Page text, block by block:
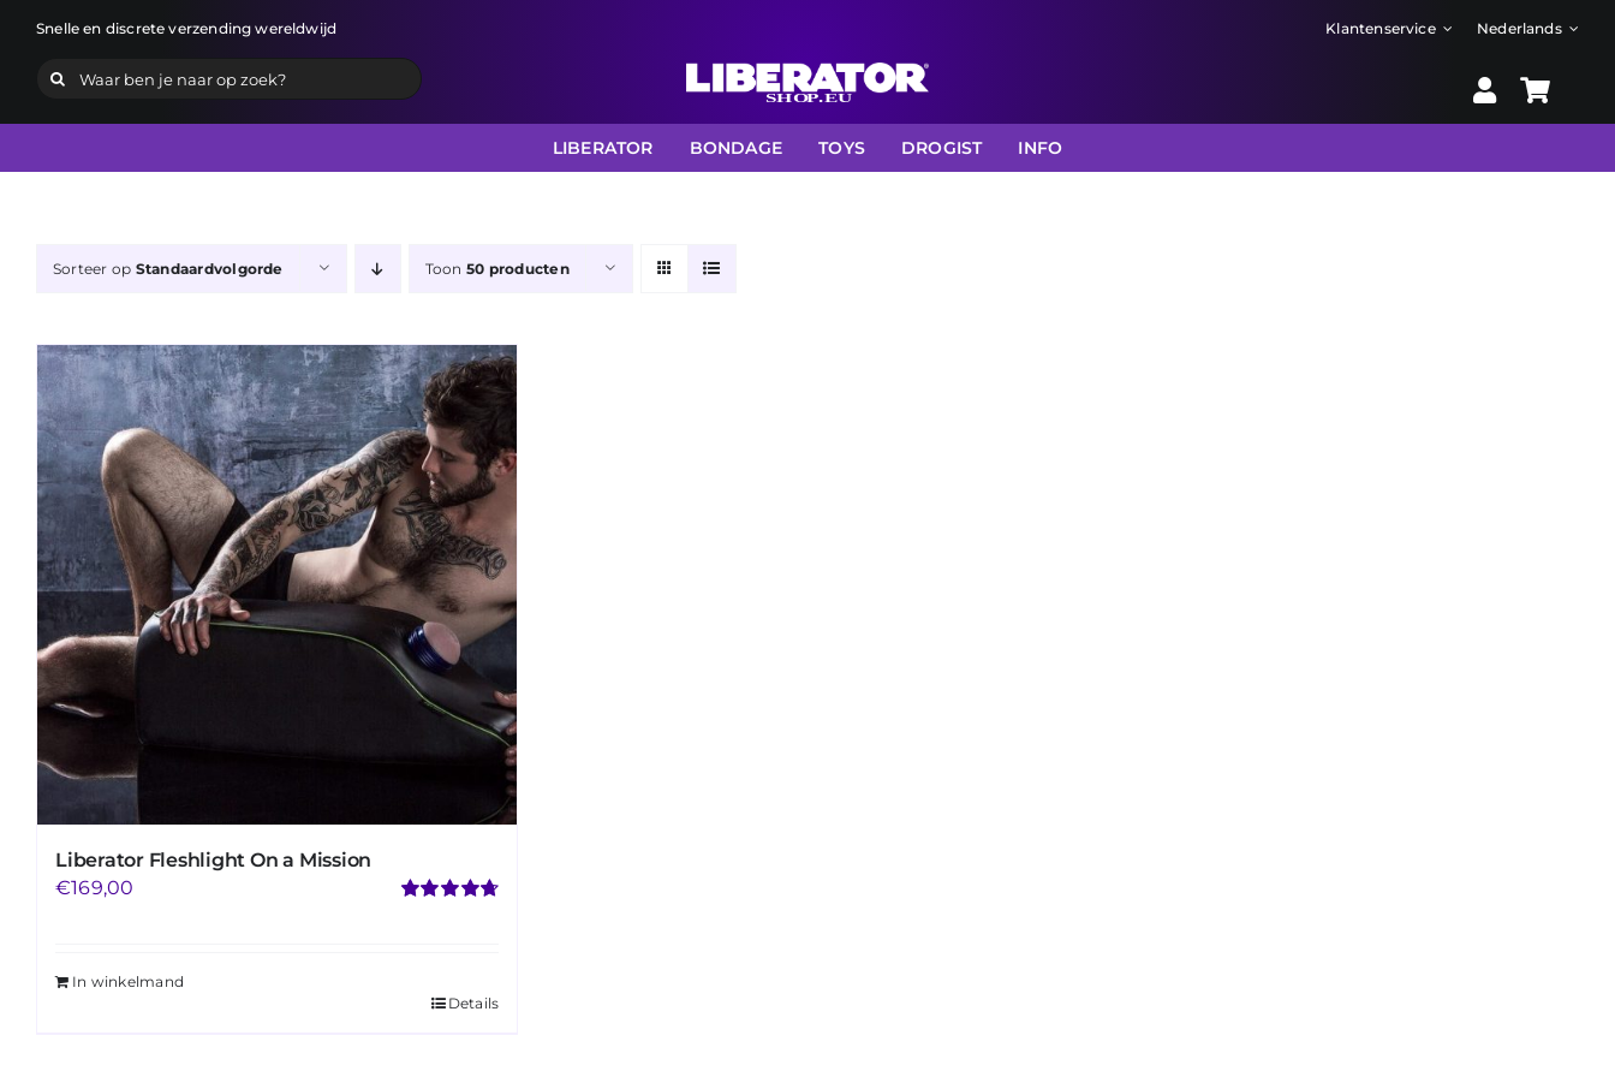
inhoud
Snelle en discrete verzending wereldwijd Klantenservice Nederlands
Zoeken
LIBERATOR BONDAGE TOYS DROGIST INFO
Sorteer op Standaardvolgorde Toon 50 producten
Liberator Fleshlight On a Mission
€169,00
In winkelmand
Details